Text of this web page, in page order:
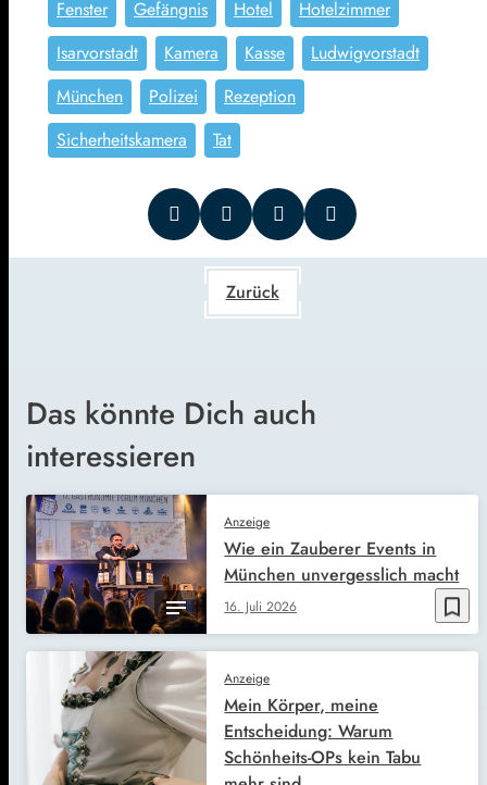
Fenster
Gefängnis Hotel
Hotelzimmer
Isarvorstadt
Kamera Kasse
Ludwigvorstadt
München
Polizei
Rezeption
Sicherheitskamera
Tat
Zurück
Das könnte Dich auch
interessieren
bookmark_border
Anzeige
16. Juli 2026
Wie ein Zauberer Events in
München unvergesslich macht
Anzeige
Mein Körper, meine
Entscheidung: Warum
Schönheits-OPs kein Tabu